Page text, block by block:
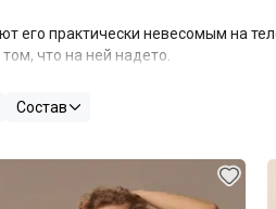
его практически невесомым на
что на ней надето.
но эффективной поддержки.
положении без сдавливания и
аккуратную форму и могут быть
открытой одеждой
Состав